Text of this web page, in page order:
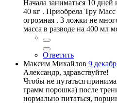
Начала заниматься 10
40 кг . Приобрела Тру
огромная . 3 ложки не
масса в разводе на 400 мл
Ответить
Максим Михайлов 9
Александр, здравствуйте!
Чтобы не путаться
грамм порошка) после
нормально питаться,